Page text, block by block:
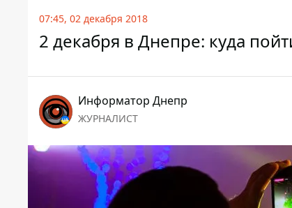
07:45, 02 декабря 2018
2 декабря в Днепре: куда
Информатор Днепр
ЖУРНАЛИСТ